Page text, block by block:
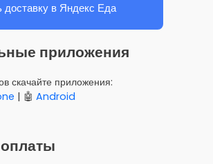
доставку в Яндекс Еда
приложения
скачайте приложения:
| 🤖 Android